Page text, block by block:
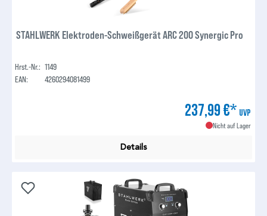
STAHLWERK Elektroden-Schweißgerät ARC 200 Synergic Pro
Hrst.-Nr.: 1149
EAN:
4260294081499
237,99 €* UVP
Nicht auf Lager
Details